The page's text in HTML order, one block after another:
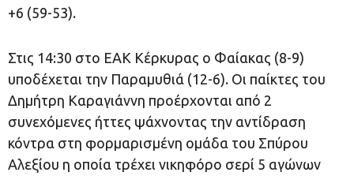
+6 (59-53).
Στις 14:30 στο ΕΑΚ Κέρκυρας ο Φαίακας (8-9)
υποδέχεται την Παραμυθιά (12-6). Οι παίκτες του
Δημήτρη Καραγιάννη προέρχονται από 2
συνεχόμενες ήττες ψάχνοντας την αντίδραση
κόντρα στη φορμαρισμένη ομάδα του Σπύρου
Αλεξίου η οποία τρέχει νικηφόρο σερί 5 αγώνων